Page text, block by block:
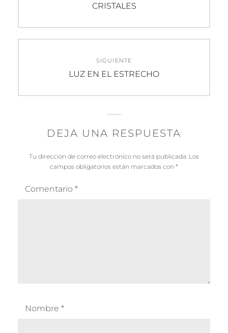
entradas
Entrada
CRISTALES
SIGUIENTE
Entrada
LUZ EN EL ESTRECHO
DEJA UNA RESPUESTA
Tu dirección de correo electrónico no será publicada. Los
campos obligatorios están marcados con *
Comentario *
Nombre *